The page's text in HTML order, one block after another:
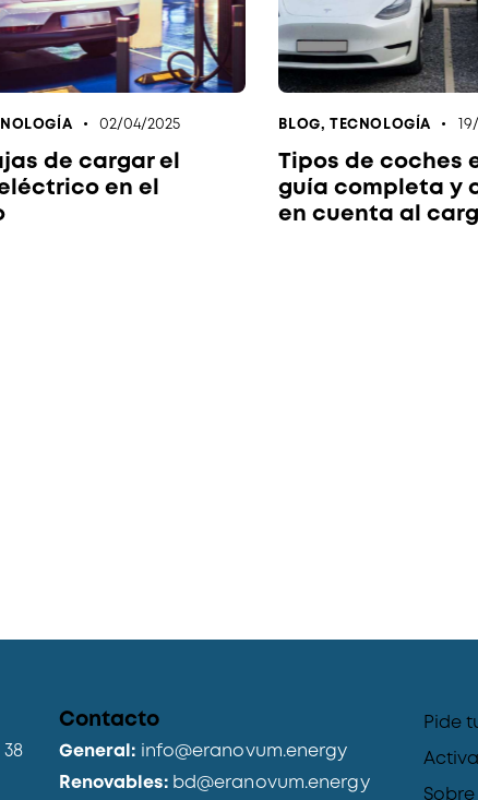
02/04/2025
de cargar el
en el
BLOG, TECNOLOGÍA
Tipos de coches
guía completa y
en cuenta al
Contacto
General: info@eranovum.energy
Renovables:bd@eranovum.energy
Pide